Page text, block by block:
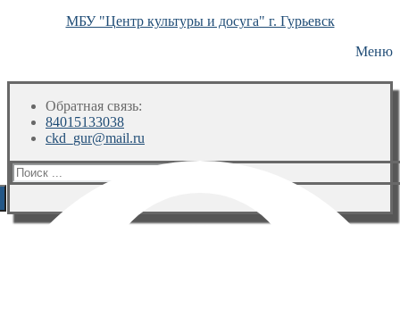
МБУ "Центр культуры и досуга" г. Гурьевск
Меню
Обратная связь:
84015133038
ckd_gur@mail.ru
Искать: